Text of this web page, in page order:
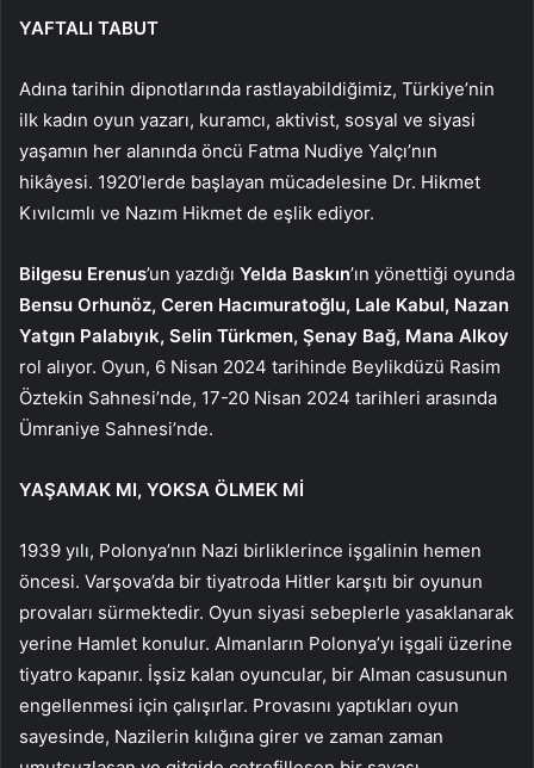
YAFTALI TABUT
Adına tarihin dipnotlarında rastlayabildiğimiz, Türkiye’nin
ilk kadın oyun yazarı, kuramcı, aktivist, sosyal ve siyasi
yaşamın her alanında öncü Fatma Nudiye Yalçı’nın
hikâyesi. 1920’lerde başlayan mücadelesine Dr. Hikmet
Kıvılcımlı ve Nazım Hikmet de eşlik ediyor.
Bilgesu Erenus’un yazdığı Yelda Baskın’ın yönettiği oyunda
Bensu Orhunöz, Ceren Hacımuratoğlu, Lale Kabul, Nazan
Yatgın Palabıyık, Selin Türkmen, Şenay Bağ, Mana Alkoy
rol alıyor. Oyun, 6 Nisan 2024 tarihinde Beylikdüzü Rasim
Öztekin Sahnesi’nde, 17-20 Nisan 2024 tarihleri arasında
Ümraniye Sahnesi’nde.
YAŞAMAK MI, YOKSA ÖLMEK Mİ
1939 yılı, Polonya’nın Nazi birliklerince işgalinin hemen
öncesi. Varşova’da bir tiyatroda Hitler karşıtı bir oyunun
provaları sürmektedir. Oyun siyasi sebeplerle yasaklanarak
yerine Hamlet konulur. Almanların Polonya’yı işgali üzerine
tiyatro kapanır. İşsiz kalan oyuncular, bir Alman casusunun
engellenmesi için çalışırlar. Provasını yaptıkları oyun
sayesinde, Nazilerin kılığına girer ve zaman zaman